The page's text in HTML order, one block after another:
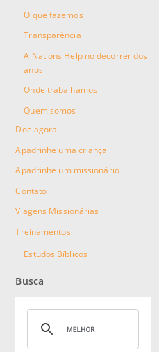
O que fazemos
Transparência
A Nations Help no decorrer dos
anos
Onde trabalhamos
Quem somos
Doe agora
Apadrinhe uma criança
Apadrinhe um missionário
Contato
Viagens Missionárias
Treinamentos
Estudos Bíblicos
Busca